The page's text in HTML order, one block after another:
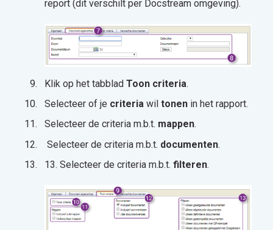
report (dit verschilt per Docstream omgeving).
Klik op het tabblad Toon criteria.
Selecteer of je criteria wil tonen in het rapport.
Selecteer de criteria m.b.t. mappen.
Selecteer de criteria m.b.t. documenten.
13. Selecteer de criteria m.b.t. filteren.